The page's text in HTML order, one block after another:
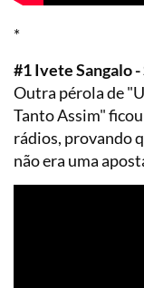
*
#1 Ivete Sangalo -
Outra pérola de
Tanto Assim"
rádios, provando
não era uma